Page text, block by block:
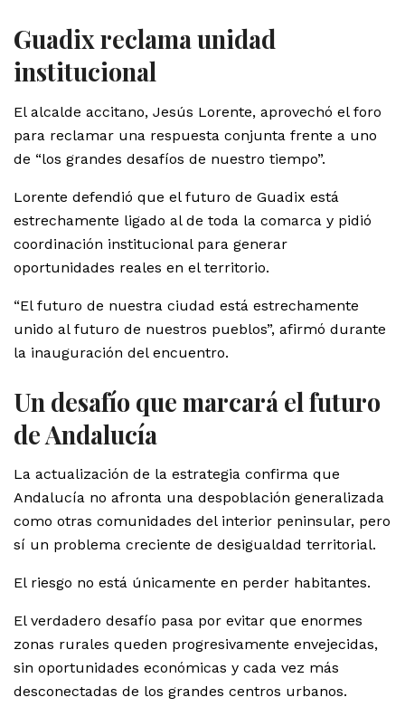
Guadix reclama unidad
institucional
El alcalde accitano, Jesús Lorente, aprovechó el foro
para reclamar una respuesta conjunta frente a uno
de “los grandes desafíos de nuestro tiempo”.
Lorente defendió que el futuro de Guadix está
estrechamente ligado al de toda la comarca y pidió
coordinación institucional para generar
oportunidades reales en el territorio.
“El futuro de nuestra ciudad está estrechamente
unido al futuro de nuestros pueblos”, afirmó durante
la inauguración del encuentro.
Un desafío que marcará el futuro
de Andalucía
La actualización de la estrategia confirma que
Andalucía no afronta una despoblación generalizada
como otras comunidades del interior peninsular, pero
sí un problema creciente de desigualdad territorial.
El riesgo no está únicamente en perder habitantes.
El verdadero desafío pasa por evitar que enormes
zonas rurales queden progresivamente envejecidas,
sin oportunidades económicas y cada vez más
desconectadas de los grandes centros urbanos.